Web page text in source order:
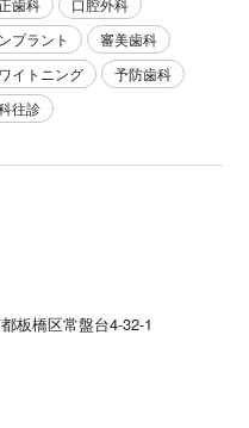
歯科
口腔外科
プラント
審美歯科
イトニング
予防歯科
往診
板橋区常盤台4-32-1